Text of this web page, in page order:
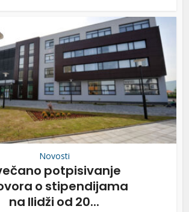
Novosti
potpisivanje
o stipendijama
na Ilidži od 20...